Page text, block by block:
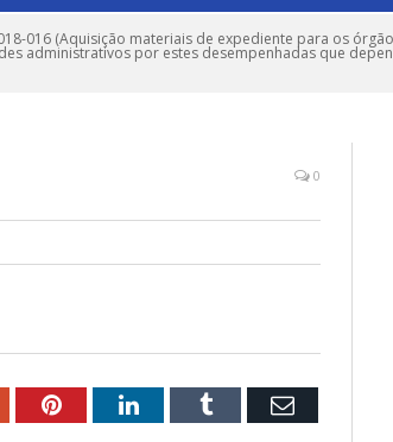
2018-016 (Aquisição materiais de expediente para os
administrativos por estes desempenhadas que
0
PinterestLinkedInTumblr Email